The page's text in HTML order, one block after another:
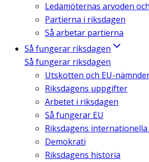
Ledamöternas arvoden
Partierna i riksdagen
Så arbetar partierna
Så fungerar riksdagen
Så fungerar riksdagen
Utskotten och EU-
Riksdagens uppgifter
Arbetet i riksdagen
Så fungerar EU
Riksdagens
Demokrati
Riksdagens historia